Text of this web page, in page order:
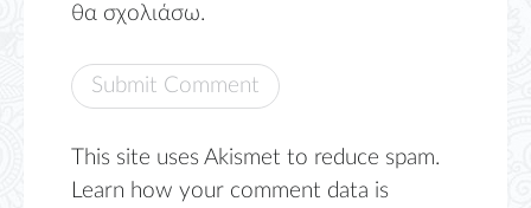
θα σχολιάσω.
This site uses Akismet to reduce spam.
Learn how your comment data is